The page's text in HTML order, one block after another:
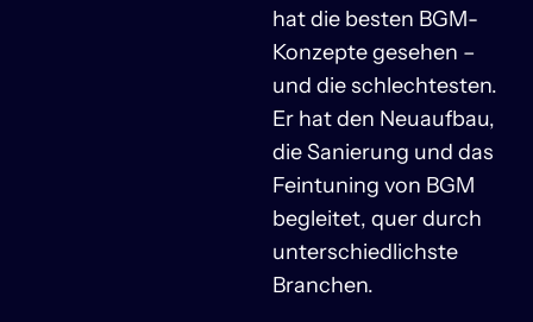
hat die besten BGM-
Konzepte gesehen –
und die schlechtesten.
Er hat den Neuaufbau,
die Sanierung und das
Feintuning von BGM
begleitet, quer durch
unterschiedlichste
Branchen.